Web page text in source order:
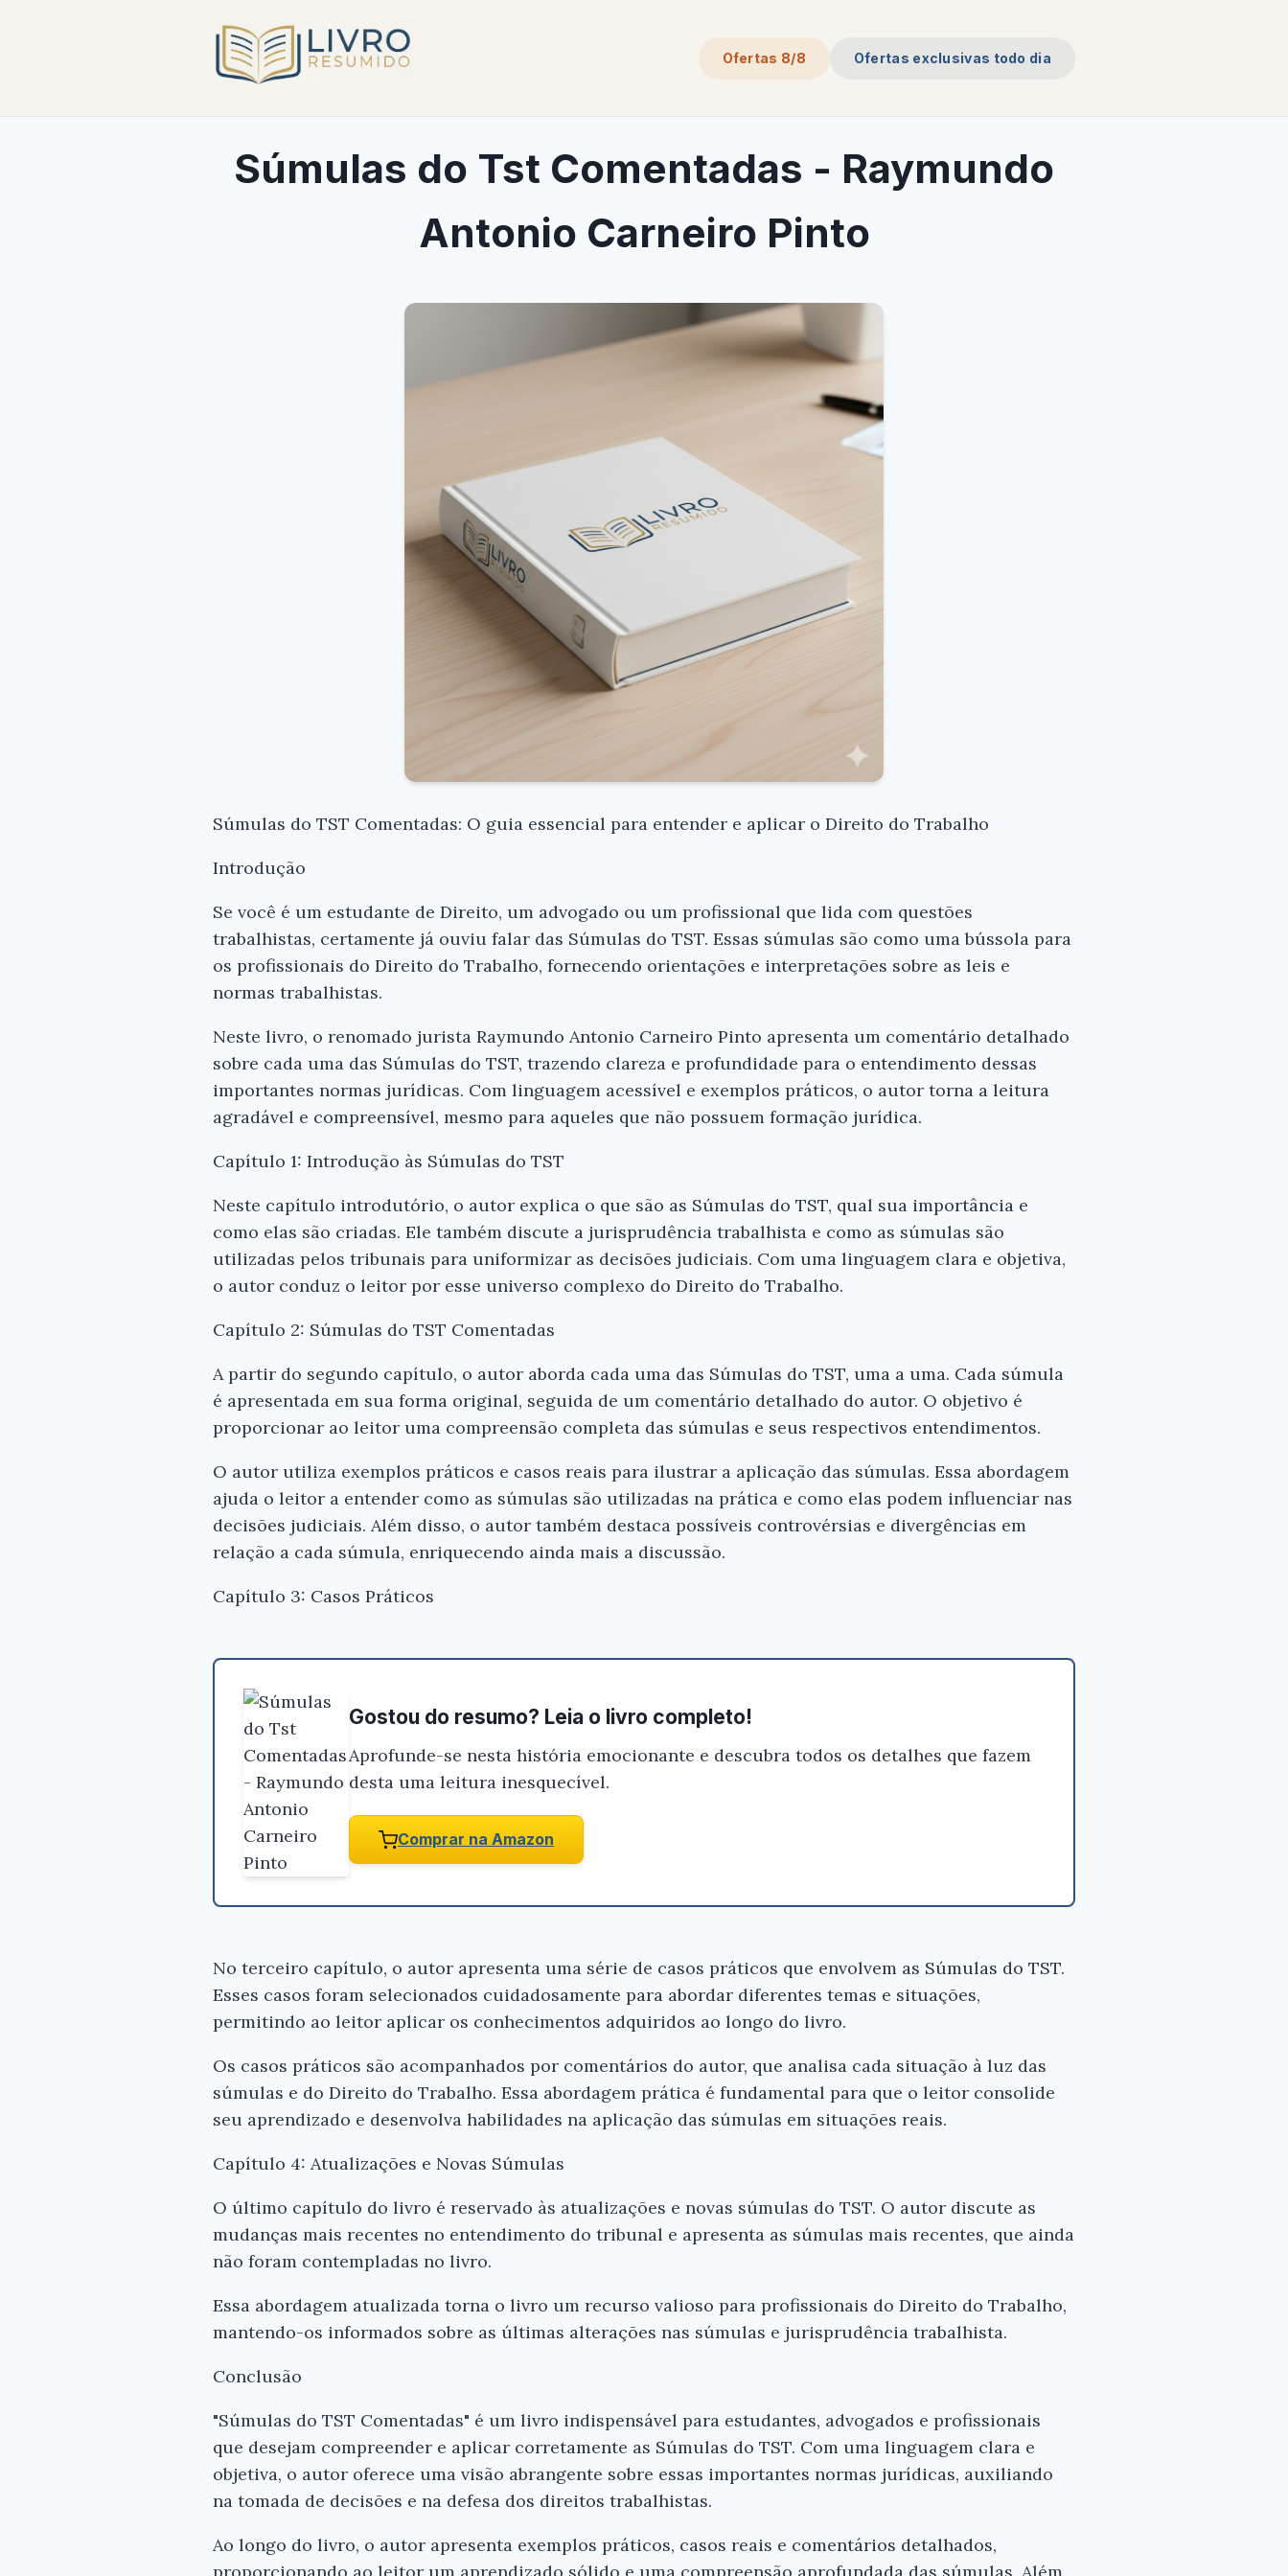
Ofertas 8/8 Ofertas exclusivas todo dia
Súmulas do Tst Comentadas - Raymundo
Antonio Carneiro Pinto
Súmulas do TST Comentadas: O guia essencial para entender e aplicar o Direito do Trabalho
Introdução
Se você é um estudante de Direito, um advogado ou um profissional que lida com questões
trabalhistas, certamente já ouviu falar das Súmulas do TST. Essas súmulas são como uma bússola para
os profissionais do Direito do Trabalho, fornecendo orientações e interpretações sobre as leis e
normas trabalhistas.
Neste livro, o renomado jurista Raymundo Antonio Carneiro Pinto apresenta um comentário detalhado
sobre cada uma das Súmulas do TST, trazendo clareza e profundidade para o entendimento dessas
importantes normas jurídicas. Com linguagem acessível e exemplos práticos, o autor torna a leitura
agradável e compreensível, mesmo para aqueles que não possuem formação jurídica.
Capítulo 1: Introdução às Súmulas do TST
Neste capítulo introdutório, o autor explica o que são as Súmulas do TST, qual sua importância e
como elas são criadas. Ele também discute a jurisprudência trabalhista e como as súmulas são
utilizadas pelos tribunais para uniformizar as decisões judiciais. Com uma linguagem clara e objetiva,
o autor conduz o leitor por esse universo complexo do Direito do Trabalho.
Capítulo 2: Súmulas do TST Comentadas
A partir do segundo capítulo, o autor aborda cada uma das Súmulas do TST, uma a uma. Cada súmula
é apresentada em sua forma original, seguida de um comentário detalhado do autor. O objetivo é
proporcionar ao leitor uma compreensão completa das súmulas e seus respectivos entendimentos.
O autor utiliza exemplos práticos e casos reais para ilustrar a aplicação das súmulas. Essa abordagem
ajuda o leitor a entender como as súmulas são utilizadas na prática e como elas podem influenciar nas
decisões judiciais. Além disso, o autor também destaca possíveis controvérsias e divergências em
relação a cada súmula, enriquecendo ainda mais a discussão.
Capítulo 3: Casos Práticos
Gostou do resumo? Leia o livro completo!
Aprofunde-se nesta história emocionante e descubra todos os detalhes que fazem
desta uma leitura inesquecível.
Comprar na Amazon
No terceiro capítulo, o autor apresenta uma série de casos práticos que envolvem as Súmulas do TST.
Esses casos foram selecionados cuidadosamente para abordar diferentes temas e situações,
permitindo ao leitor aplicar os conhecimentos adquiridos ao longo do livro.
Os casos práticos são acompanhados por comentários do autor, que analisa cada situação à luz das
súmulas e do Direito do Trabalho. Essa abordagem prática é fundamental para que o leitor consolide
seu aprendizado e desenvolva habilidades na aplicação das súmulas em situações reais.
Capítulo 4: Atualizações e Novas Súmulas
O último capítulo do livro é reservado às atualizações e novas súmulas do TST. O autor discute as
mudanças mais recentes no entendimento do tribunal e apresenta as súmulas mais recentes, que ainda
não foram contempladas no livro.
Essa abordagem atualizada torna o livro um recurso valioso para profissionais do Direito do Trabalho,
mantendo-os informados sobre as últimas alterações nas súmulas e jurisprudência trabalhista.
Conclusão
"Súmulas do TST Comentadas" é um livro indispensável para estudantes, advogados e profissionais
que desejam compreender e aplicar corretamente as Súmulas do TST. Com uma linguagem clara e
objetiva, o autor oferece uma visão abrangente sobre essas importantes normas jurídicas, auxiliando
na tomada de decisões e na defesa dos direitos trabalhistas.
Ao longo do livro, o autor apresenta exemplos práticos, casos reais e comentários detalhados,
Ei,
Leitor!
Nós
criamos
resumos
certeza
de
que
livro
é
bom
do
Raymundo
na